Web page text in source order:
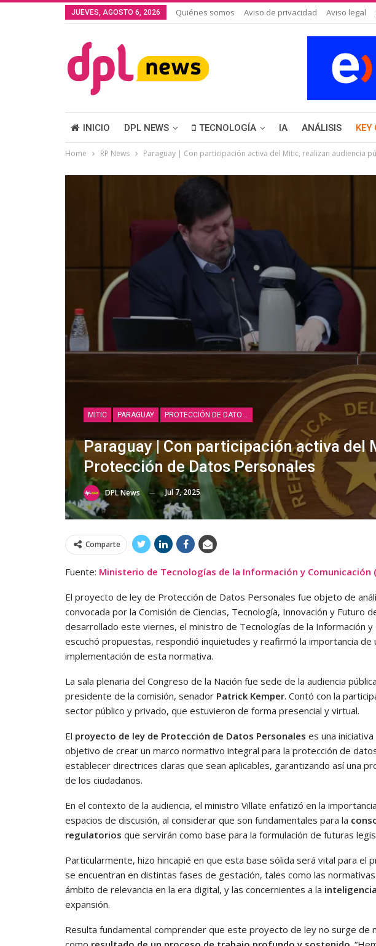
JUEVES, AGOSTO 6, 2026 Quiénes somos Aviso de privacidad Aviso legal
INICIO DPL NEWS TECNOLOGÍA IA ANÁLISIS KEY
Home RP News Paraguay | Con participación activa del Mitic, realizan audiencia
MITIC PARAGUAY PROTECCIÓN DE DATOS PERSONALES
Paraguay | Con participación activa del
Protección de Datos Personales
DPL News Jul 7, 2025
Comparte
Fuente: Ministerio de Tecnologías de la Información y Comunicación
El proyecto de ley de Protección de Datos Personales fue objeto de
convocada por la Comisión de Ciencias, Tecnología, Innovación y Futuro
desarrollado este viernes, el ministro de Tecnologías de la Información y
escuchó propuestas, respondió inquietudes y reafirmó la importancia de
implementación de esta normativa.
La sala plenaria del Congreso de la Nación fue sede de la audiencia
presidente de la comisión, senador Patrick Kemper. Contó con la
sector público y privado, que estuvieron de forma presencial y virtual.
El proyecto de ley de Protección de Datos Personales es una
objetivo de crear un marco normativo integral para la protección de
establecer directrices claras que sean aplicables, garantizando así una
de los ciudadanos.
En el contexto de la audiencia, el ministro Villate enfatizó en la
espacios de discusión, al considerar que son fundamentales para la
regulatorios que servirán como base para la formulación de futuras
Particularmente, hizo hincapié en que esta base sólida será vital para el
se encuentran en distintas fases de gestación, tales como las
ámbito de relevancia en la era digital, y las concernientes a la
expansión.
Resulta fundamental comprender que este proyecto de ley no surge de